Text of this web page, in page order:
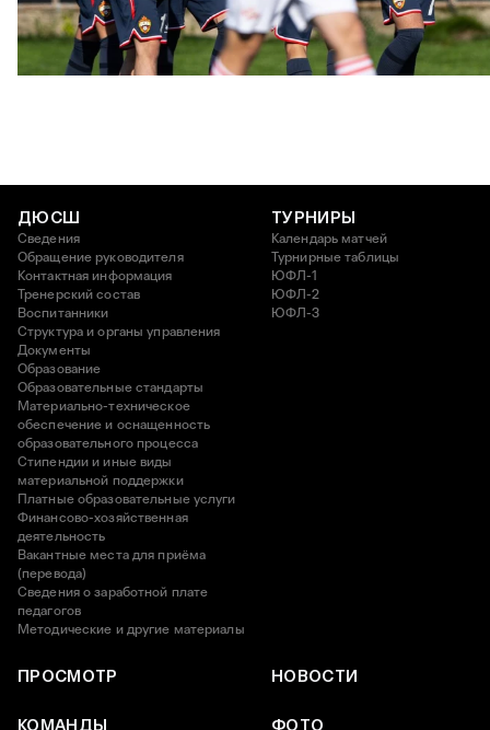
ЮФЛ: Московское дерби на «Октябре»
3 АВГУСТА 2026 14:15
ДЮСШ
Сведения
Обращение руководителя
Контактная информация
Тренерский состав
Воспитанники
Структура и органы управления
Документы
Образование
Образовательные стандарты
Материально-техническое
обеспечение и оснащенность
образовательного процесса
Стипендии и иные виды
материальной поддержки
Платные образовательные услуги
Финансово-хозяйственная
деятельность
Вакантные места для приёма
(перевода)
Сведения о заработной плате
педагогов
Методические и другие материалы
ТУРНИРЫ
Календарь матчей
Турнирные таблицы
ЮФЛ-1
ЮФЛ-2
ЮФЛ-3
ПРОСМОТР НОВОСТИ
КОМАНДЫ ФОТО